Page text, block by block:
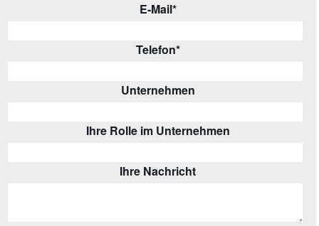
E-Mail*
Telefon*
Unternehmen
Ihre Rolle im Unternehmen
Ihre Nachricht